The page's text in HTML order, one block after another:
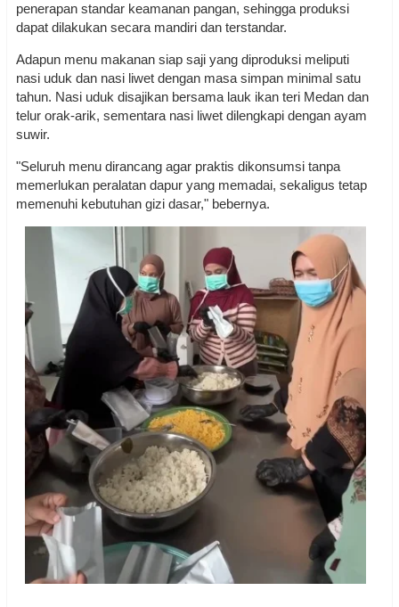
penerapan standar keamanan pangan, sehingga produksi
dapat dilakukan secara mandiri dan terstandar.
Adapun menu makanan siap saji yang diproduksi meliputi
nasi uduk dan nasi liwet dengan masa simpan minimal satu
tahun. Nasi uduk disajikan bersama lauk ikan teri Medan dan
telur orak-arik, sementara nasi liwet dilengkapi dengan ayam
suwir.
"Seluruh menu dirancang agar praktis dikonsumsi tanpa
memerlukan peralatan dapur yang memadai, sekaligus tetap
memenuhi kebutuhan gizi dasar," bebernya.